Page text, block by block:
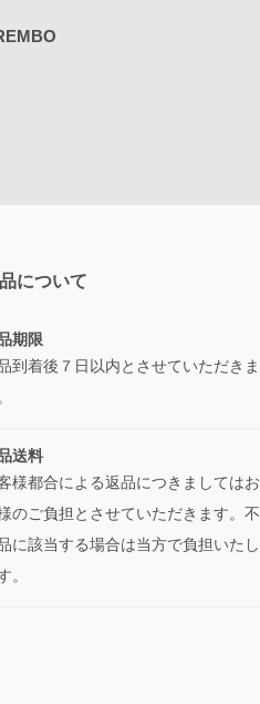
について
期限
到着後７日以内とさせていただきま
送料
様都合による返品につきましてはお
のご負担とさせていただきます。不
に該当する場合は当方で負担いたし
。